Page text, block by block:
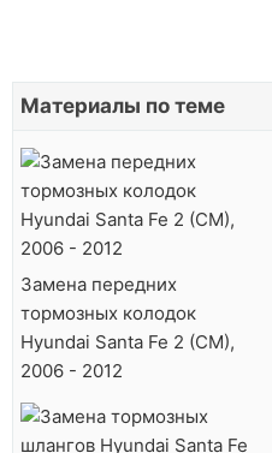
Материалы по теме
Замена передних
тормозных колодок
Hyundai Santa Fe 2 (CM),
2006 - 2012